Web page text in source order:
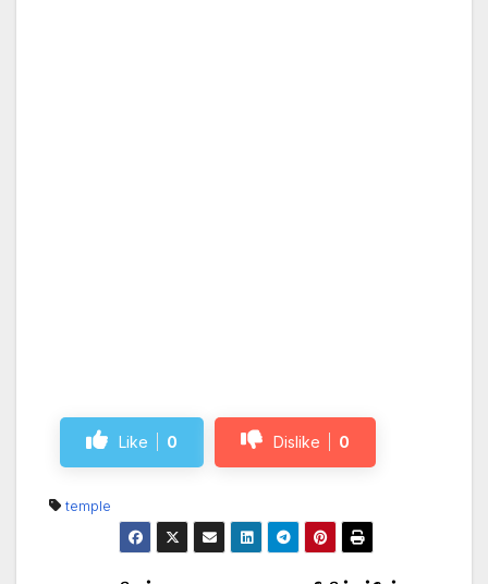
Like 0 Dislike 0
temple